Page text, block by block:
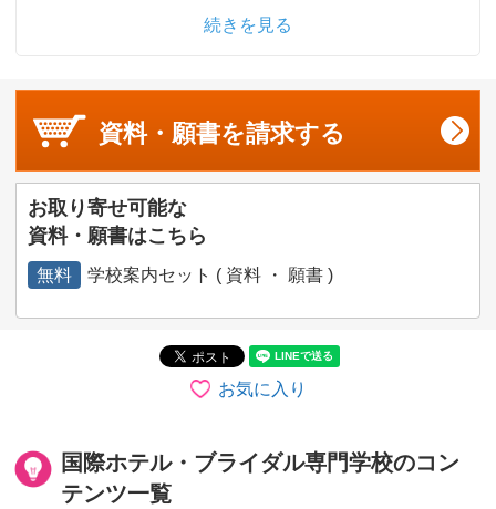
続きを見る
資料・願書を請求する
お取り寄せ可能な
資料・願書はこちら
無料 学校案内セット ( 資料 ・ 願書 )
お気に入り
国際ホテル・ブライダル専門学校のコン
テンツ一覧